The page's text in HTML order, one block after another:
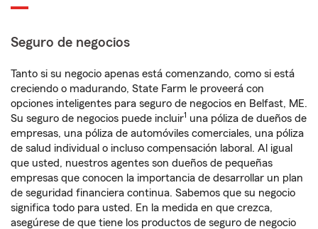
Seguro de negocios
Tanto si su negocio apenas está comenzando, como si está
creciendo o madurando, State Farm le proveerá con
opciones inteligentes para seguro de negocios en Belfast, ME.
Su seguro de negocios puede incluir1 una póliza de dueños de
empresas, una póliza de automóviles comerciales, una póliza
de salud individual o incluso compensación laboral. Al igual
que usted, nuestros agentes son dueños de pequeñas
empresas que conocen la importancia de desarrollar un plan
de seguridad financiera continua. Sabemos que su negocio
significa todo para usted. En la medida en que crezca,
asegúrese de que tiene los productos de seguro de negocio